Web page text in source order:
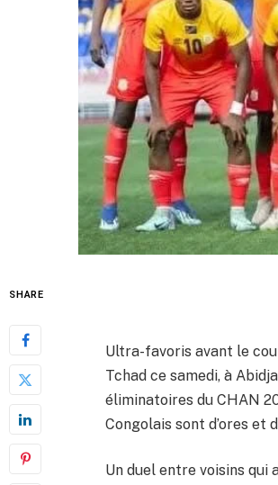
SHARE
Ultra-favoris avant le
Tchad ce samedi, à
éliminatoires du CHAN
Congolais sont d’ores et
Un duel entre voisins qui